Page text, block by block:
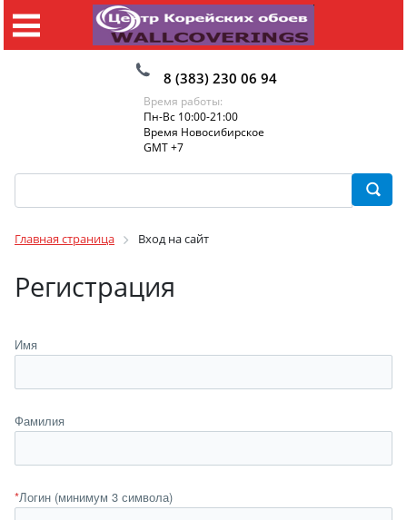
8 (383) 230 06 94
Время работы:
Пн-Вс 10:00-21:00
Время Новосибирское
GMT +7
Главная страница Вход на сайт
Регистрация
Имя
Фамилия
*Логин (минимум 3 символа)